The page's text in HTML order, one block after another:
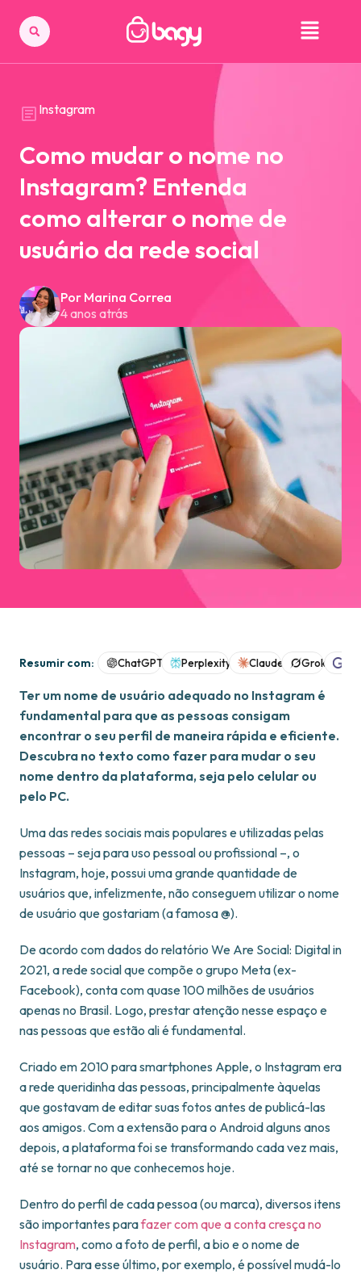
Instagram
Como mudar o nome no
Instagram? Entenda
como alterar o nome de
usuário da rede social
Por Marina Correa
4 anos atrás
Resumir com: ChatGPT Perplexity Claude Grok
Ter um nome de usuário adequado no Instagram é
fundamental para que as pessoas consigam
encontrar o seu perfil de maneira rápida e eficiente.
Descubra no texto como fazer para mudar o seu
nome dentro da plataforma, seja pelo celular ou
pelo PC.
Uma das redes sociais mais populares e utilizadas pelas
pessoas – seja para uso pessoal ou profissional –, o
Instagram, hoje, possui uma grande quantidade de
usuários que, infelizmente, não conseguem utilizar o nome
de usuário que gostariam (a famosa @).
De acordo com dados do relatório We Are Social: Digital in
2021, a rede social que compõe o grupo Meta (ex-
Facebook), conta com quase 100 milhões de usuários
apenas no Brasil. Logo, prestar atenção nesse espaço e
nas pessoas que estão ali é fundamental.
Criado em 2010 para smartphones Apple, o Instagram era
a rede queridinha das pessoas, principalmente àquelas
que gostavam de editar suas fotos antes de publicá-las
aos amigos. Com a extensão para o Android alguns anos
depois, a plataforma foi se transformando cada vez mais,
até se tornar no que conhecemos hoje.
Dentro do perfil de cada pessoa (ou marca), diversos itens
são importantes parafazer com que a conta cresça no
Instagram, como a foto de perfil, a bio e o nome de
usuário. Para esse último, por exemplo, é possível mudá-lo